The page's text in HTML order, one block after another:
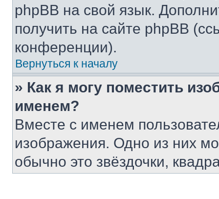
phpBB на свой язык.
получить на сайте phpBB
конференции).
Вернуться к началу
» Как я могу поместить
именем?
Вместе с именем
изображения. Одно из них
обычно это звёздочки,